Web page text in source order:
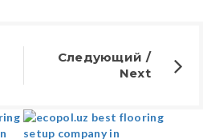
Следующий /
Next